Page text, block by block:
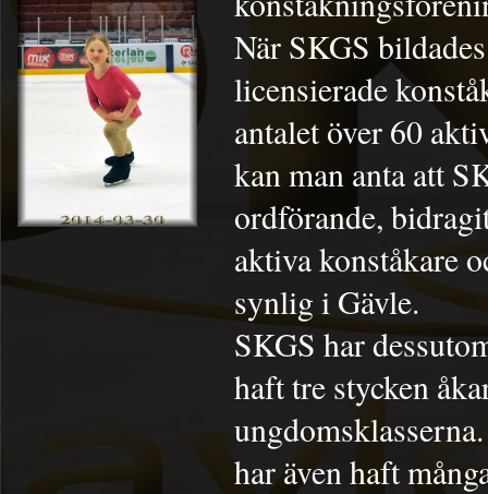
När SKGS
licensierade
antalet över 60
kan man anta att
ordförande,
aktiva konståkare
synlig i Gävle.
SKGS har
haft tre stycken
har även haft